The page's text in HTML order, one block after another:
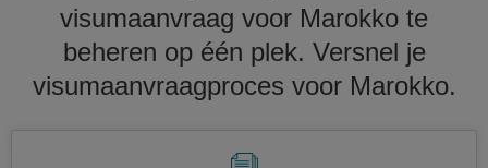
visumaanvraag voor Marokko te
beheren op één plek. Versnel je
visumaanvraagproces voor Marokko.